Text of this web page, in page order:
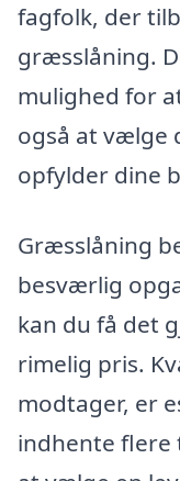
fagfolk, der
græsslåning.
mulighed for
også at vælge
opfylder dine
Græsslåning
besværlig
kan du få det
rimelig pris.
modtager, er
indhente flere